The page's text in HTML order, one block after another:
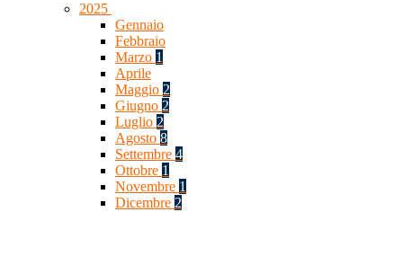
2025
Gennaio
Febbraio
Marzo 1
Aprile
Maggio 2
Giugno 2
Luglio 2
Agosto 8
Settembre 4
Ottobre 1
Novembre 1
Dicembre 2